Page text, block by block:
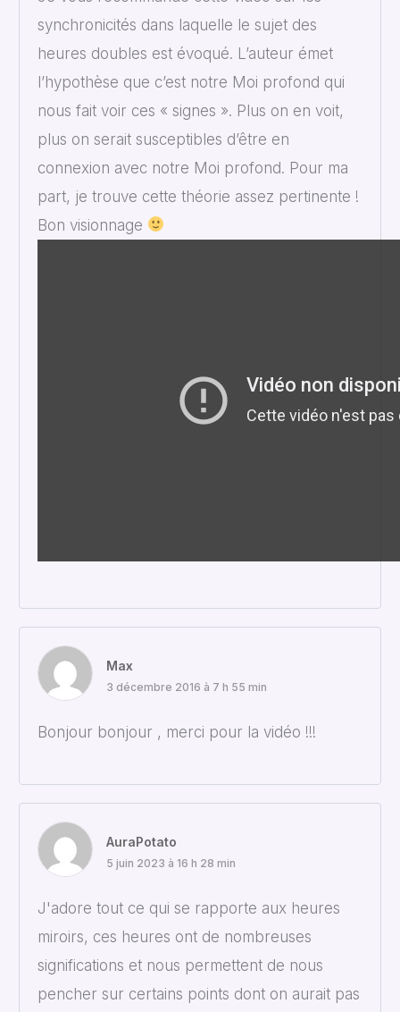
synchronicités dans laquelle le sujet des
heures doubles est évoqué. L’auteur émet
l’hypothèse que c’est notre Moi profond qui
nous fait voir ces « signes ». Plus on en voit,
plus on serait susceptibles d’être en
connexion avec notre Moi profond. Pour ma
part, je trouve cette théorie assez pertinente !
Bon visionnage
Max
3 décembre 2016 à 7 h 55 min
Bonjour bonjour , merci pour la vidéo !!!
AuraPotato
5 juin 2023 à 16 h 28 min
J'adore tout ce qui se rapporte aux heures
miroirs, ces heures ont de nombreuses
significations et nous permettent de nous
pencher sur certains points dont on aurait pas